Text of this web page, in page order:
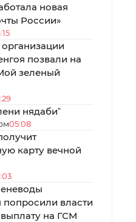
новая
России»
позвали на
зеленый
нядабиˮ
05:08
карту вечной
попросили власти
на ГСМ